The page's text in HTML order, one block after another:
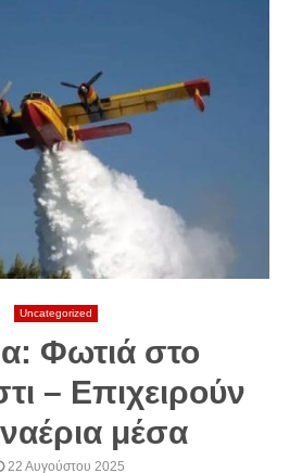
Uncategorized
Φωτιά στο
– Επιχειρούν
μέσα
22 Αυγούστου 2025